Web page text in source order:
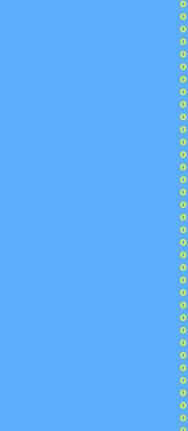
o
o
o
o
o
o
o
o
o
o
o
o
o
o
o
o
o
o
o
o
o
o
o
o
o
o
o
o
o
o
o
o
o
o